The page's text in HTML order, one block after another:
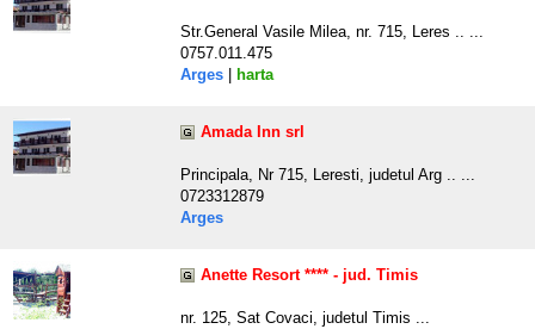
Str.General Vasile Milea, nr. 715, Leres .. ...
0757.011.475
Arges
harta
Amada Inn srl
Principala, Nr 715, Leresti, judetul Arg .. ...
0723312879
Arges
Anette Resort **** - jud. Timis
nr. 125, Sat Covaci, judetul Timis ...